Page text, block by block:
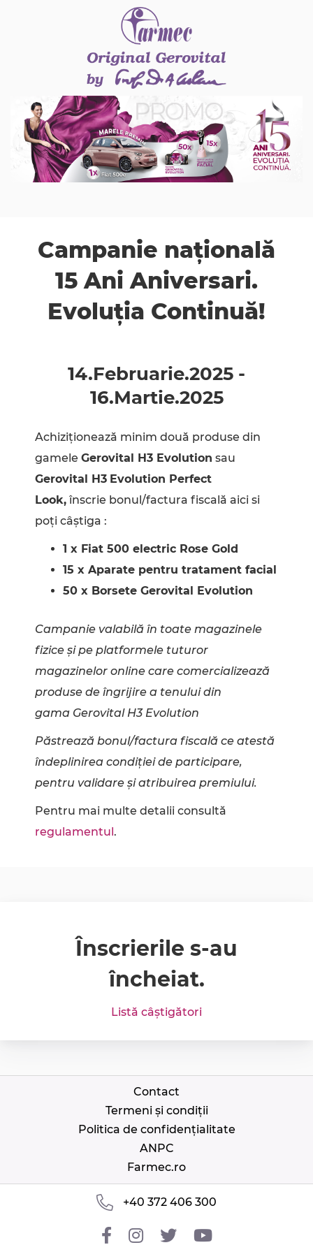
Campanie națională
15 Ani Aniversari.
Evoluția Continuă!
14.Februarie.2025 -
16.Martie.2025
Achiziționează minim două produse din
gamele Gerovital H3 Evolution sau
Gerovital H3 Evolution Perfect
Look, înscrie bonul/factura fiscală aici si
poți câștiga :
1 x Fiat 500 electric Rose Gold
15 x Aparate pentru tratament facial
50 x Borsete Gerovital Evolution
Campanie valabilă în toate magazinele
fizice și pe platformele tuturor
magazinelor online care comercializează
produse de îngrijire a tenului din
gama Gerovital H3 Evolution
Păstrează bonul/factura fiscală ce atestă
îndeplinirea condiției de participare,
pentru validare și atribuirea premiului.
Pentru mai multe detalii consultă
regulamentul.
Înscrierile s-au
încheiat.
Listă câștigători
Contact
Termeni și condiții
Politica de confidențialitate
ANPC
Farmec.ro
+40 372 406 300